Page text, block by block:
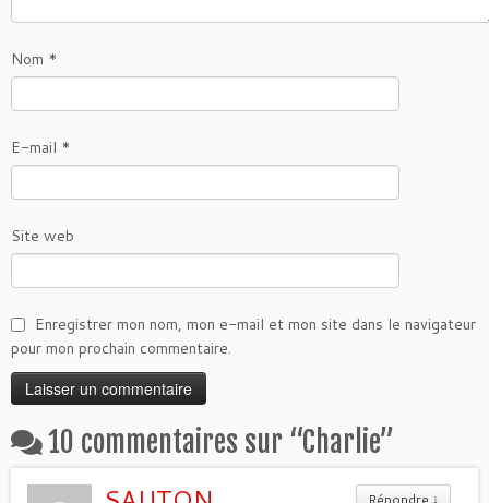
Nom *
E-mail *
Site web
Enregistrer mon nom, mon e-mail et mon site dans le navigateur
pour mon prochain commentaire.
10 commentaires sur “Charlie”
Répondre ↓